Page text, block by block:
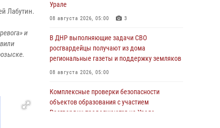
Лабутин.
и
Урале
08 августа 2026, 05:00 3
В ДНР выполняющие задачи СВО
росгвардейцы получают из дома
региональные газеты и поддержку земляков
08 августа 2026, 05:00
Комплексные проверки безопасности
объектов образования с участием
Росгвардии продолжаются на Урале